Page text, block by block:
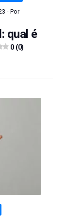
- Por
qual é
0 (0)